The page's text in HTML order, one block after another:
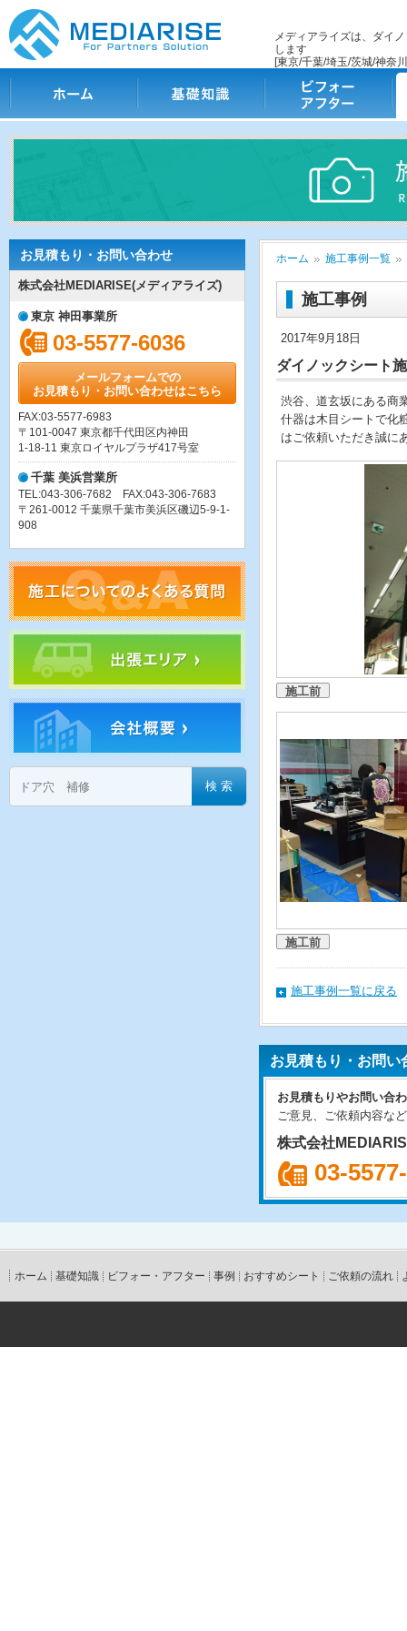
メディアライズは、ダイ
します
[東京/千葉/埼玉/茨城/神奈
ホーム 基礎知識 ビフォー・アフター 施
お見積もり・お問い合わせ
株式会社MEDIARISE(メディアライズ)
東京 神田事業所
03-5577-6036
メールフォームでの
お見積もり・お問い合わせはこちら
FAX:03-5577-6983
〒101-0047 東京都千代田区内神田
1-18-11 東京ロイヤルプラザ417号室
千葉 美浜営業所
TEL:043-306-7682 FAX:043-306-7683
〒261-0012 千葉県千葉市美浜区磯辺5-9-1-
908
ホーム 施工事例一覧
施工事例
2017年9月18日
ダイノックシート
渋谷、道玄坂にある商
什器は木目シートで化
はご依頼いただき誠に
施工前
施工前
施工事例一覧に戻る
お見積もり・お問い
お見積もりやお問い合
ご意見、ご依頼内容な
株式会社
03-
ホーム 基礎知識 ビフォー・アフター 事例 おすすめシート ご依頼の流れ